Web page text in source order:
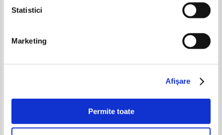
Statistici
Marketing
Afişare
Permite toate
iunie 2011
Adaugă în coș
Istoria universala, volumul 2.
Evul Mediu. America
precolumbiana si hispanica
Adaugă în coș